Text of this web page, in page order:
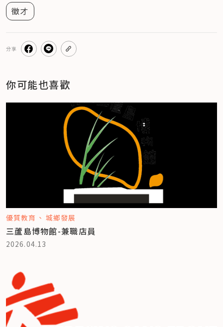
徵才
分享
你可能也喜歡
優質教育 城鄉發展
三蘆島博物館-兼職店員
2026.04.13